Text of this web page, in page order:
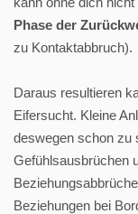
Phase der
zu Kontaktabbruch).
Daraus resultieren
Eifersucht. Kleine
deswegen schon zu
Gefühlsausbrüchen
Beziehungen bei